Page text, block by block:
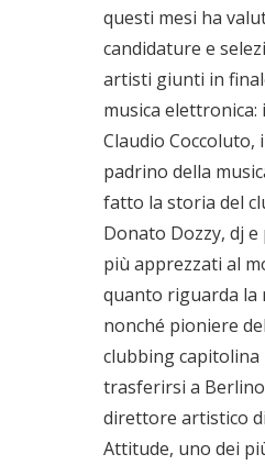
questi mesi ha
candidature e
artisti giunti in
musica elettronica:
Claudio Coccoluto,
padrino della
fatto la storia del
Donato Dozzy, dj
più apprezzati al
quanto riguarda la
nonché pioniere
clubbing capitolina
trasferirsi a
direttore artistico
Attitude, uno dei